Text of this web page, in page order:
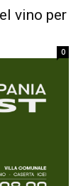
vino per
0